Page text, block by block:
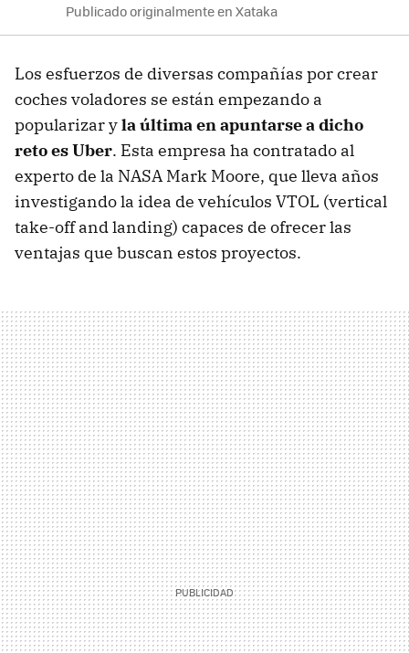
Publicado originalmente en Xataka
Los esfuerzos de diversas compañías por crear
coches voladores se están empezando a
popularizar yla última en apuntarse a dicho
reto es Uber. Esta empresa ha contratado al
experto de la NASA Mark Moore, que lleva años
investigando la idea de vehículos VTOL (vertical
take-off and landing) capaces de ofrecer las
ventajas que buscan estos proyectos.